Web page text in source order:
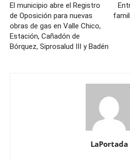
El municipio abre el Registro
de Oposición para nuevas
obras de gas en Valle Chico,
Estación, Cañadón de
Bórquez, Siprosalud III y Badén
LaPortada